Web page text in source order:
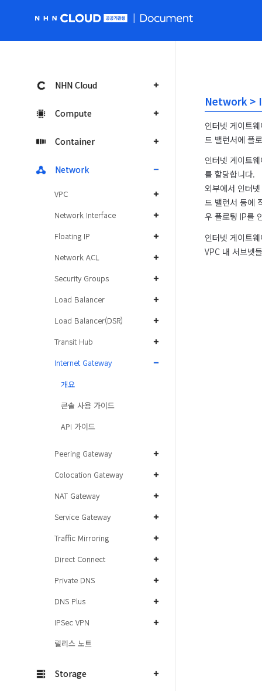
NHN Cloud
Compute
Container
Network
VPC
Network Interface
Floating IP
Network ACL
Security Groups
Load Balancer
Load Balancer(DSR)
Transit Hub
Internet Gateway
개요
콘솔 사용 가이드
API 가이드
Peering Gateway
Colocation Gateway
NAT Gateway
Service Gateway
Traffic Mirroring
Direct Connect
Private DNS
DNS Plus
IPSec VPN
릴리스 노트
Storage
Network >
인터넷 게이트
드 밸런서에 플
인터넷 게이트
를 할당합니다.
외부에서 인터
드 밸런서 등에
우 플로팅 IP를
인터넷 게이트
VPC 내 서브넷